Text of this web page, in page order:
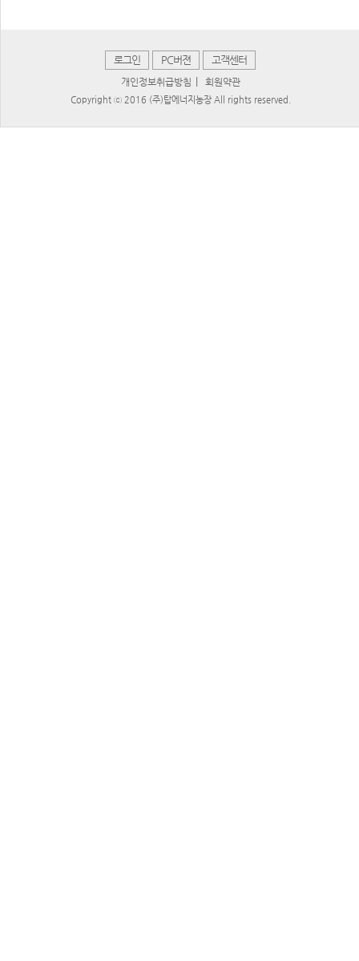
로그인 PC버젼 고객센터
개인정보취급방침 회원약관
Copyright ⓒ 2016 (주)탑에너지농장 All rights reserved.